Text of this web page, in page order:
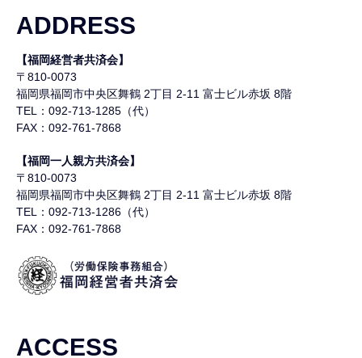
ADDRESS
【福岡経営者共済会】
〒810-0073
福岡県福岡市中央区舞鶴 2丁目 2-11 富士ビル赤坂 8階
TEL：092-713-1285（代）
FAX：092-761-7868
【福岡一人親方共済会】
〒810-0073
福岡県福岡市中央区舞鶴 2丁目 2-11 富士ビル赤坂 8階
TEL：092-713-1286（代）
FAX：092-761-7868
ACCESS